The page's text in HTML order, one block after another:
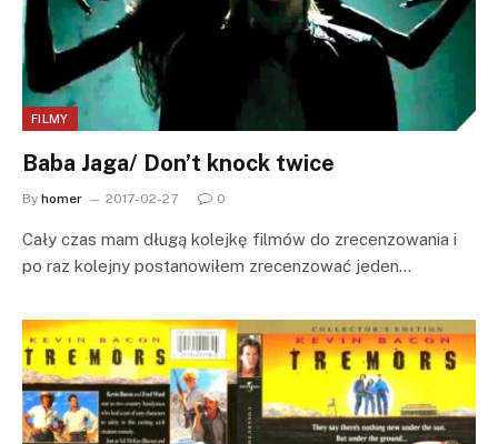
FILMY
Baba Jaga/ Don’t knock twice
By homer 2017-02-27 0
Cały czas mam długą kolejkę filmów do zrecenzowania i
po raz kolejny postanowiłem zrecenzować jeden…